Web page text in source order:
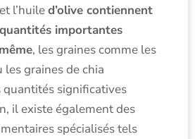
l’huiled’olive contiennent
importantes
, les graines comme les
les graines de chia
significatives
il existe également des
spécialisés tels